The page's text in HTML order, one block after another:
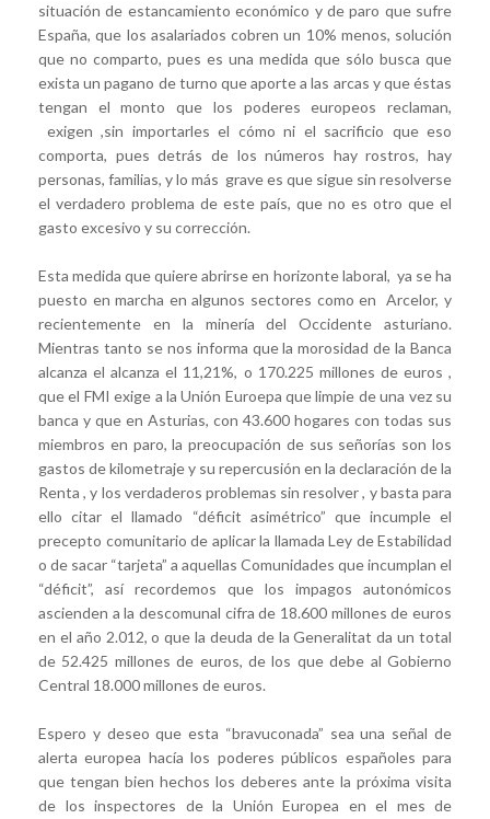
situación de estancamiento económico y de paro que sufre
España, que los asalariados cobren un 10% menos, solución
que no comparto, pues es una medida que sólo busca que
exista un pagano de turno que aporte a las arcas y que éstas
tengan el monto que los poderes europeos reclaman,
exigen ,sin importarles el cómo ni el sacrificio que eso
comporta, pues detrás de los números hay rostros, hay
personas, familias, y lo más grave es que sigue sin resolverse
el verdadero problema de este país, que no es otro que el
gasto excesivo y su corrección.
Esta medida que quiere abrirse en horizonte laboral, ya se ha
puesto en marcha en algunos sectores como en Arcelor, y
recientemente en la minería del Occidente asturiano.
Mientras tanto se nos informa que la morosidad de la Banca
alcanza el alcanza el 11,21%, o 170.225 millones de euros ,
que el FMI exige a la Unión Euroepa que limpie de una vez su
banca y que en Asturias, con 43.600 hogares con todas sus
miembros en paro, la preocupación de sus señorías son los
gastos de kilometraje y su repercusión en la declaración de la
Renta , y los verdaderos problemas sin resolver , y basta para
ello citar el llamado “déficit asimétrico” que incumple el
precepto comunitario de aplicar la llamada Ley de Estabilidad
o de sacar “tarjeta” a aquellas Comunidades que incumplan el
“déficit”, así recordemos que los impagos autonómicos
ascienden a la descomunal cifra de 18.600 millones de euros
en el año 2.012, o que la deuda de la Generalitat da un total
de 52.425 millones de euros, de los que debe al Gobierno
Central 18.000 millones de euros.
Espero y deseo que esta “bravuconada” sea una señal de
alerta europea hacía los poderes públicos españoles para
que tengan bien hechos los deberes ante la próxima visita
de los inspectores de la Unión Europea en el mes de